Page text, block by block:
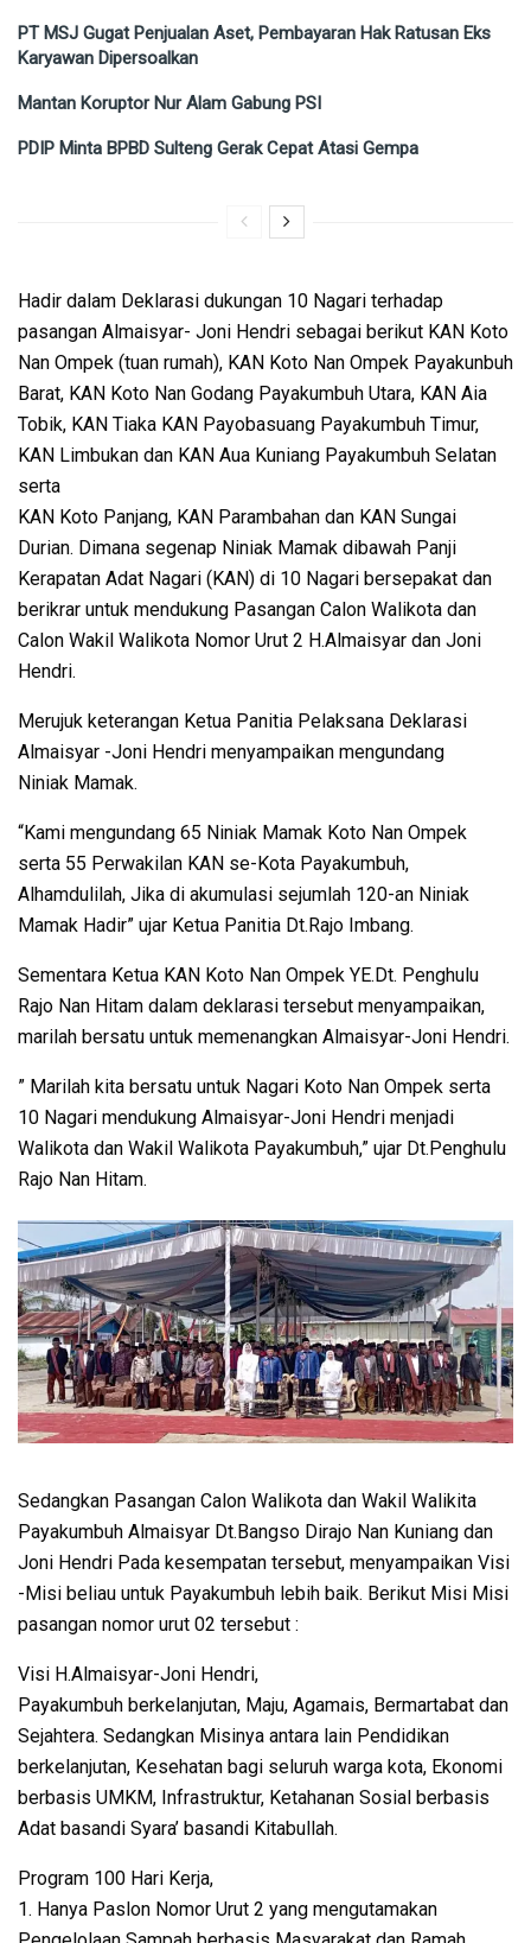
PT MSJ Gugat Penjualan Aset, Pembayaran Hak Ratusan Eks
Karyawan Dipersoalkan
Mantan Koruptor Nur Alam Gabung PSI
PDIP Minta BPBD Sulteng Gerak Cepat Atasi Gempa
Hadir dalam Deklarasi dukungan 10 Nagari terhadap
pasangan Almaisyar- Joni Hendri sebagai berikut KAN Koto
Nan Ompek (tuan rumah), KAN Koto Nan Ompek Payakunbuh
Barat, KAN Koto Nan Godang Payakumbuh Utara, KAN Aia
Tobik, KAN Tiaka KAN Payobasuang Payakumbuh Timur,
KAN Limbukan dan KAN Aua Kuniang Payakumbuh Selatan
serta
KAN Koto Panjang, KAN Parambahan dan KAN Sungai
Durian. Dimana segenap Niniak Mamak dibawah Panji
Kerapatan Adat Nagari (KAN) di 10 Nagari bersepakat dan
berikrar untuk mendukung Pasangan Calon Walikota dan
Calon Wakil Walikota Nomor Urut 2 H.Almaisyar dan Joni
Hendri.
Merujuk keterangan Ketua Panitia Pelaksana Deklarasi
Almaisyar -Joni Hendri menyampaikan mengundang
Niniak Mamak.
“Kami mengundang 65 Niniak Mamak Koto Nan Ompek
serta 55 Perwakilan KAN se-Kota Payakumbuh,
Alhamdulilah, Jika di akumulasi sejumlah 120-an Niniak
Mamak Hadir” ujar Ketua Panitia Dt.Rajo Imbang.
Sementara Ketua KAN Koto Nan Ompek YE.Dt. Penghulu
Rajo Nan Hitam dalam deklarasi tersebut menyampaikan,
marilah bersatu untuk memenangkan Almaisyar-Joni Hendri.
” Marilah kita bersatu untuk Nagari Koto Nan Ompek serta
10 Nagari mendukung Almaisyar-Joni Hendri menjadi
Walikota dan Wakil Walikota Payakumbuh,” ujar Dt.Penghulu
Rajo Nan Hitam.
Sedangkan Pasangan Calon Walikota dan Wakil Walikita
Payakumbuh Almaisyar Dt.Bangso Dirajo Nan Kuniang dan
Joni Hendri Pada kesempatan tersebut, menyampaikan Visi
-Misi beliau untuk Payakumbuh lebih baik. Berikut Misi Misi
pasangan nomor urut 02 tersebut :
Visi H.Almaisyar-Joni Hendri,
Payakumbuh berkelanjutan, Maju, Agamais, Bermartabat dan
Sejahtera. Sedangkan Misinya antara lain Pendidikan
berkelanjutan, Kesehatan bagi seluruh warga kota, Ekonomi
berbasis UMKM, Infrastruktur, Ketahanan Sosial berbasis
Adat basandi Syara’ basandi Kitabullah.
Program 100 Hari Kerja,
1. Hanya Paslon Nomor Urut 2 yang mengutamakan